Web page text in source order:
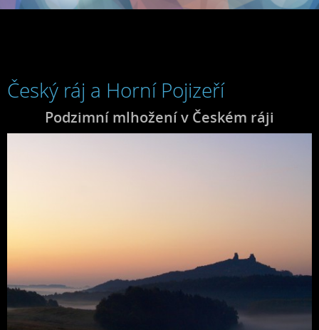
Český ráj a Horní Pojizeří
Podzimní mlhožení v Českém ráji